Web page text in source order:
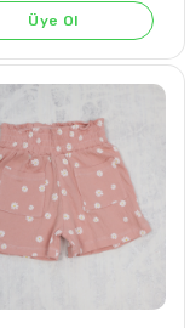
1ADET
Üye Ol